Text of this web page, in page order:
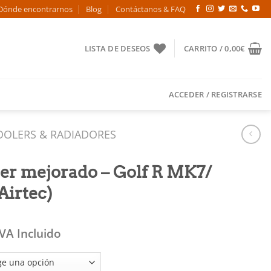
encontrarnos Blog Contáctanos & FAQ
LISTA DE DESEOS CARRITO /0,00€
ACCEDER / REGISTRARSE
& RADIADORES
mejorado – Golf R MK7/
Incluido